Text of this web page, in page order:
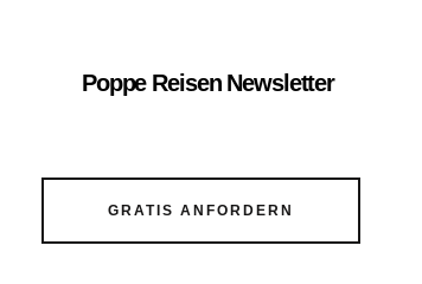
Poppe Reisen Newsletter
GRATIS ANFORDERN